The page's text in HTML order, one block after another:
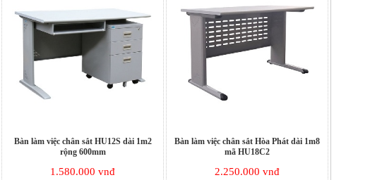
Bàn làm việc chân sắt HU12S dài 1m2
rộng 600mm
1.580.000 vnđ
Bàn làm việc chân sắt Hòa Phát dài 1m8
mã HU18C2
2.250.000 vnđ